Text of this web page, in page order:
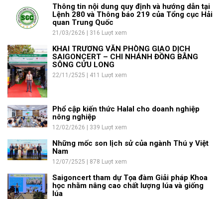
Thông tin nội dung quy định và hướng dẫn tại
Lệnh 280 và Thông báo 219 của Tổng cục Hải
quan Trung Quốc
21/03/2626 | 316 Lượt xem
KHAI TRƯƠNG VĂN PHÒNG GIAO DỊCH
SAIGONCERT – CHI NHÁNH ĐỒNG BẰNG
SÔNG CỬU LONG
22/11/2525 | 411 Lượt xem
Phổ cập kiến thức Halal cho doanh nghiệp
nông nghiệp
12/02/2626 | 339 Lượt xem
Những mốc son lịch sử của ngành Thú y Việt
Nam
12/07/2525 | 878 Lượt xem
Saigoncert tham dự Tọa đàm Giải pháp Khoa
học nhằm nâng cao chất lượng lúa và giống
lúa